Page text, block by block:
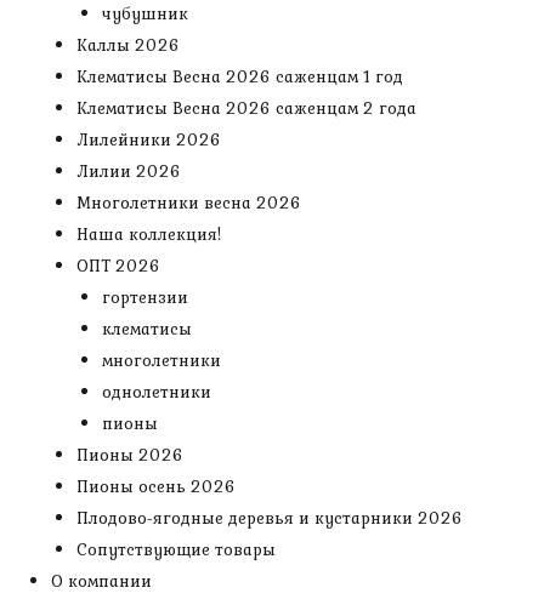
чубушник
Каллы 2026
Клематисы Весна 2026 саженцам 1 год
Клематисы Весна 2026 саженцам 2 года
Лилейники 2026
Лилии 2026
Многолетники весна 2026
Наша коллекция!
ОПТ 2026
гортензии
клематисы
многолетники
однолетники
пионы
Пионы 2026
Пионы осень 2026
Плодово-ягодные деревья и кустарники 2026
Сопутствующие товары
О компании